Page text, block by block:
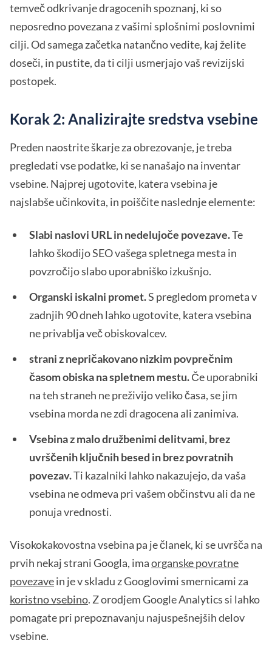
temveč odkrivanje dragocenih spoznanj, ki so
neposredno povezana z vašimi splošnimi poslovnimi
cilji. Od samega začetka natančno vedite, kaj želite
doseči, in pustite, da ti cilji usmerjajo vaš revizijski
postopek.
Korak 2: Analizirajte sredstva vsebine
Preden naostrite škarje za obrezovanje, je treba
pregledati vse podatke, ki se nanašajo na inventar
vsebine. Najprej ugotovite, katera vsebina je
najslabše učinkovita, in poiščite naslednje elemente:
Slabi naslovi URL in nedelujoče povezave.Te
lahko škodijo SEO vašega spletnega mesta in
povzročijo slabo uporabniško izkušnjo.
Organski iskalni promet.S pregledom prometa v
zadnjih 90 dneh lahko ugotovite, katera vsebina
ne privablja več obiskovalcev.
strani z nepričakovano nizkim povprečnim
časom obiska na spletnem mestu.Če uporabniki
na teh straneh ne preživijo veliko časa, se jim
vsebina morda ne zdi dragocena ali zanimiva.
Vsebina z malo družbenimi delitvami, brez
uvrščenih ključnih besed in brez povratnih
povezav.Ti kazalniki lahko nakazujejo, da vaša
vsebina ne odmeva pri vašem občinstvu ali da ne
ponuja vrednosti.
Visokokakovostna vsebina pa je članek, ki se uvršča na
prvih nekaj strani Googla, imaorganske povratne
povezavein je v skladu z Googlovimi smernicami za
koristno vsebino. Z orodjem Google Analytics si lahko
pomagate pri prepoznavanju najuspešnejših delov
vsebine.